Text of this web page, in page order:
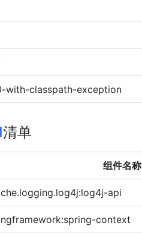
with-classpath-exception
清单
组件名称
api
context